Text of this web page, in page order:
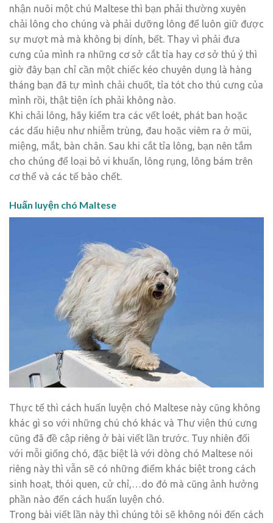
nhận nuôi một chú Maltese thì bạn phải thường xuyên
chải lông cho chúng và phải dưỡng lông để luôn giữ được
sự mượt mà mà không bị dính, bết. Thay vì phải đưa
cưng của mình ra những cơ sở cắt tỉa hay cơ sở thú ý thì
giờ đây bạn chỉ cần một chiếc kéo chuyên dụng là hàng
tháng bạn đã tự mình chải chuốt, tỉa tót cho thú cưng của
mình rồi, thật tiện ích phải không nào.
Khi chải lông, hãy kiểm tra các vết loét, phát ban hoặc
các dấu hiệu như nhiễm trùng, đau hoặc viêm ra ở mũi,
miệng, mắt, bàn chân. Sau khi cắt tỉa lông, bạn nên tắm
cho chúng để loại bỏ vi khuẩn, lông rụng, lông bám trên
cơ thể và các tế bào chết.
Huấn luyện chó Maltese
Thực tế thì cách huấn luyện chó Maltese này cũng không
khác gì so với những chú chó khác và Thư viện thú cưng
cũng đã đề cập riêng ở bài viết lần trước. Tuy nhiên đối
với mỗi giống chó, đặc biệt là với dòng chó Maltese nói
riêng này thì vẫn sẽ có những điểm khác biệt trong cách
sinh hoạt, thói quen, cử chỉ,…do đó mà cũng ảnh hưởng
phần nào đến cách huấn luyện chó.
Trong bài viết lần này thì chúng tôi sẽ không nói đến cách